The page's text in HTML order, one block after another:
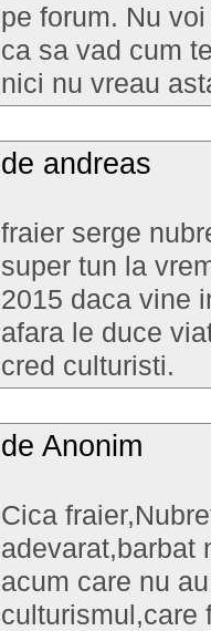
pe forum. Nu
ca sa vad cum
nici nu vreau
de andreas
fraier serge
super tun la
2015 daca vine
afara le duce
cred culturisti.
de Anonim
Cica
adevarat,barbat
acum care nu
culturismul,care